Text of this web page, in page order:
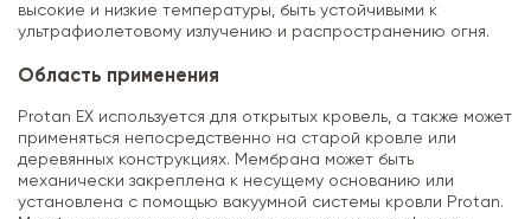
высокие и низкие температуры, быть устойчивыми к
ультрафиолетовому излучению и распространению огня.
Область применения
Protan EX используется для открытых кровель, а также может
применяться непосредственно на старой кровле или
деревянных конструкциях. Мембрана может быть
механически закреплена к несущему основанию или
установлена с помощью вакуумной системы кровли Protan.